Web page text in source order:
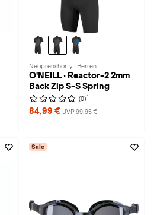
Neoprenshorty · Herren
O'NEILL · Reactor-2 2mm
Back Zip S-S Spring
(0) 1
84,99 € UVP 99,95 €
Sale